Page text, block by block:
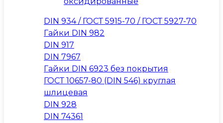
DIN 934 / ГОСТ 5915-70 / ГОСТ 5927-70
Гайки DIN 982
DIN 917
DIN 7967
Гайки DIN 6923 без покрытия
ГОСТ 10657-80 (DIN 546) круглая
шлицевая
DIN 928
DIN 74361